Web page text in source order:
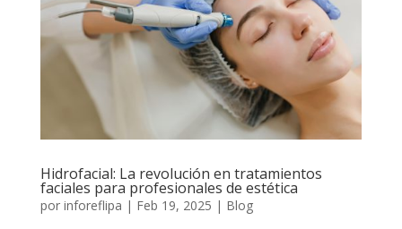
Hidrofacial: La revolución en tratamientos
faciales para profesionales de estética
por inforeflipa | Feb 19, 2025 | Blog